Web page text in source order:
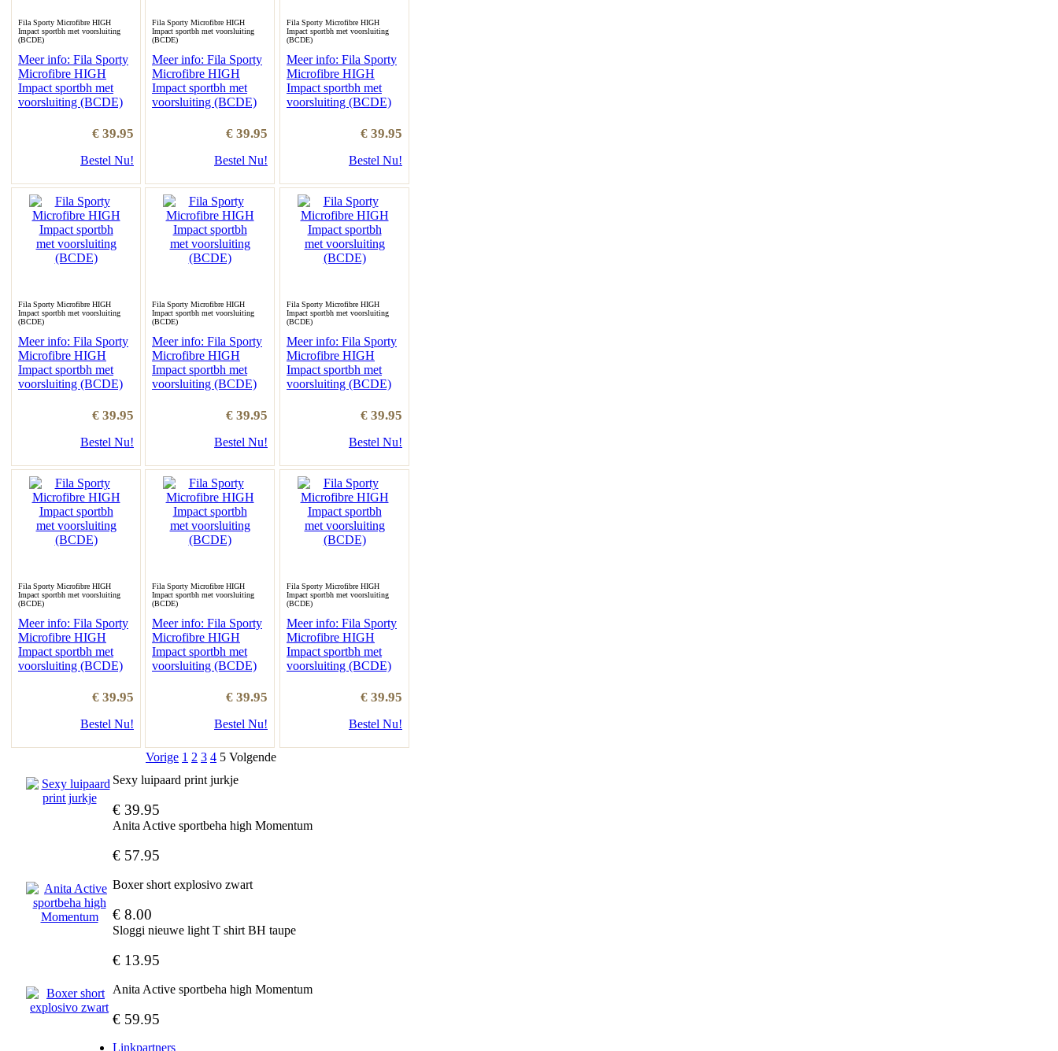
Fila Sporty Microfibre HIGH
Impact sportbh met voorsluiting
(BCDE)
Meer info: Fila Sporty
Microfibre HIGH
Impact sportbh met
voorsluiting (BCDE)
€ 39.95
Bestel Nu!
Fila Sporty Microfibre HIGH
Impact sportbh met voorsluiting
(BCDE)
Meer info: Fila Sporty
Microfibre HIGH
Impact sportbh met
voorsluiting (BCDE)
€ 39.95
Bestel Nu!
Fila Sporty Microfibre HIGH
Impact sportbh met voorsluiting
(BCDE)
Meer info: Fila Sporty
Microfibre HIGH
Impact sportbh met
voorsluiting (BCDE)
€ 39.95
Bestel Nu!
Fila Sporty Microfibre HIGH
Impact sportbh met voorsluiting
(BCDE)
Meer info: Fila Sporty
Microfibre HIGH
Impact sportbh met
voorsluiting (BCDE)
€ 39.95
Bestel Nu!
Fila Sporty Microfibre HIGH
Impact sportbh met voorsluiting
(BCDE)
Meer info: Fila Sporty
Microfibre HIGH
Impact sportbh met
voorsluiting (BCDE)
€ 39.95
Bestel Nu!
Fila Sporty Microfibre HIGH
Impact sportbh met voorsluiting
(BCDE)
Meer info: Fila Sporty
Microfibre HIGH
Impact sportbh met
voorsluiting (BCDE)
€ 39.95
Bestel Nu!
Fila Sporty Microfibre HIGH
Impact sportbh met voorsluiting
(BCDE)
Meer info: Fila Sporty
Microfibre HIGH
Impact sportbh met
voorsluiting (BCDE)
€ 39.95
Bestel Nu!
Fila Sporty Microfibre HIGH
Impact sportbh met voorsluiting
(BCDE)
Meer info: Fila Sporty
Microfibre HIGH
Impact sportbh met
voorsluiting (BCDE)
€ 39.95
Bestel Nu!
Fila Sporty Microfibre HIGH
Impact sportbh met voorsluiting
(BCDE)
Meer info: Fila Sporty
Microfibre HIGH
Impact sportbh met
voorsluiting (BCDE)
€ 39.95
Bestel Nu!
Vorige 1 2 3 4 5 Volgende
Sexy luipaard print jurkje
€ 39.95
Anita Active sportbeha high Momentum
€ 57.95
Boxer short explosivo zwart
€ 8.00
Sloggi nieuwe light T shirt BH taupe
€ 13.95
Anita Active sportbeha high Momentum
€ 59.95
Linkpartners